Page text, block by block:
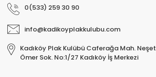
0(533) 259 30 90
info@kadikoyplakkulubu.com
Kadıköy Plak Kulübü Caferağa Mah. Neşet
Ömer Sok. No:1/27 Kadıköy İş Merkezi